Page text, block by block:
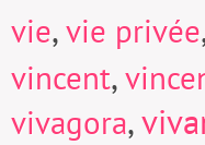
vie,vie privée
vincent,
vivagora,